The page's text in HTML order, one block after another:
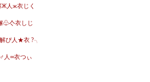
人ж衣じく
♧亽衣しじ
ぴ人★衣 ?╮
人∞衣つぃ